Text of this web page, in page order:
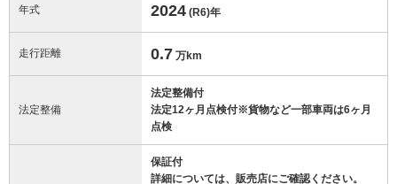
年式 2024 (R6)年
走行距離 0.7 万km
法定整備
法定整備付
法定12ヶ月点検付※貨物など一部車両は6ヶ月
点検
保証付
詳細については、販売店にご確認ください。